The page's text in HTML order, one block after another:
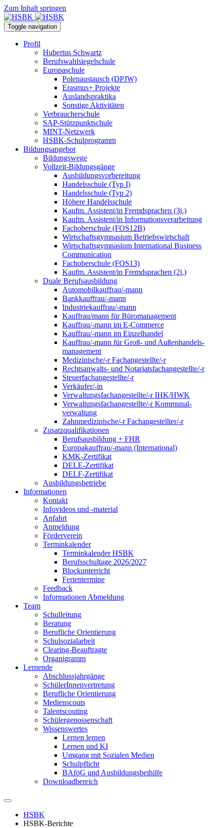
Zum Inhalt springen
Toggle navigation
Profil
Hubertus Schwartz
Berufswahlsiegelschule
Europaschule
Polenaustausch (DPJW)
Erasmus+ Projekte
Auslandspraktika
Sonstige Aktivitäten
Verbraucherschule
SAP-Stützpunktschule
MINT-Netzwerk
HSBK-Schulprogramm
Bildungsangebot
Bildungswege
Vollzeit-Bildungsgänge
Ausbildungsvorbereitung
Handelsschule (Typ I)
Handelsschule (Typ 2)
Höhere Handelsschule
Kaufm. Assistent/in­ Fremdsprachen (3j.)
Kaufm. Assistent/in Informationsverarbeitung
Fachoberschule (FOS12B)
Wirtschaftsgymnasium Betriebswirtschaft
Wirtschaftsgymnasium International Business
Communication
Fachoberschule (FOS13)
Kaufm. Assistent/in Fremdsprachen (2j.)
Duale Berufsausbildung
Automobilkauffrau/-mann
Bankkauffrau/-mann
Industriekauffrau/-mann
Kauffrau/mann für Büromanagement
Kauffrau/-mann im E-Commerce
Kauffrau/-mann im Einzelhandel
Kauffrau/-mann für Groß- und Außen­handels­
manage­ment
Medizinische/-r Fachangestellte/-r
Rechtsanwalts- und Notariatsfachangestellte/-r
Steuerfachangestellte/-r
Verkäufer/-in
Verwaltungs­fach­angestellte/-r IHK/HWK
Verwaltungsfach­angestellte/-r Kommunal­
verwaltung
Zahnmedizinische/-r Fachangestellter/-r
Zusatzqualifikationen
Berufsausbildung + FHR
Europakauffrau/-mann (International)
KMK-Zertifikat
DELE-Zertifikat
DELF-Zertifikat
Ausbildungsbetriebe
Informationen
Kontakt
Infovideos und -material
Anfahrt
Anmeldung
Förderverein
Terminkalender
Terminkalender HSBK
Berufsschultage 2026/2027
Blockunterricht
Ferientermine
Feedback
Informationen Abmeldung
Team
Schulleitung
Beratung
Berufliche Orientierung
Schulsozialarbeit
Clearing-Beauftragte
Organigramm
Lernende
Abschlussjahrgänge
SchülerInnenvertretung
Berufliche Orientierung
Medienscouts
Talentscouting
Schüler­genossen­schaft
Wissenswertes
Lernen lernen
Lernen und KI
Umgang mit Sozialen Medien
Schulpflicht
BAföG und Ausbildungsbeihilfe
Downloadbereich
HSBK
HSBK-Berichte